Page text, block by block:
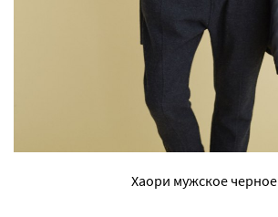
Хаори мужское черное